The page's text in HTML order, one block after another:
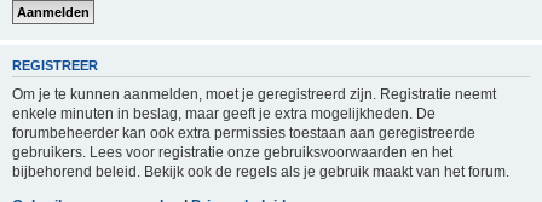
REGISTREER
Om je te kunnen aanmelden, moet je geregistreerd zijn. Registratie neemt
enkele minuten in beslag, maar geeft je extra mogelijkheden. De
forumbeheerder kan ook extra permissies toestaan aan geregistreerde
gebruikers. Lees voor registratie onze gebruiksvoorwaarden en het
bijbehorend beleid. Bekijk ook de regels als je gebruik maakt van het forum.